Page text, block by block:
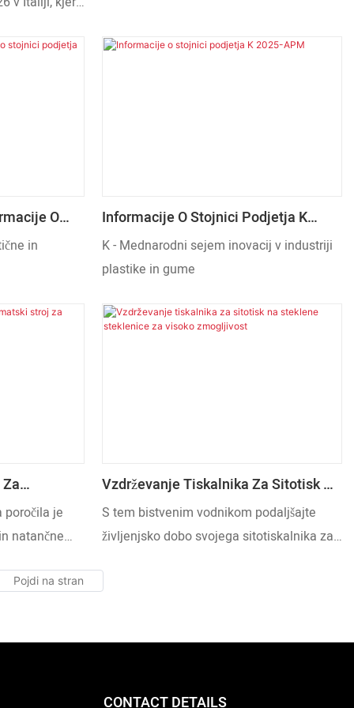
na
tiskalnik
O
in
Informacije O Stojnici Podjetja K
2025-APM
K - Mednarodni sejem inovacij v industriji
plastike in gume
Žigosanje
poročila je
natančne
Vzdrževanje Tiskalnika Za Sitotisk Na
Steklene Steklenice Za Visoko
Zmogljivost
S tem bistvenim vodnikom podaljšajte
življenjsko dobo svojega sitotiskalnika za
CONTACT DETAILS